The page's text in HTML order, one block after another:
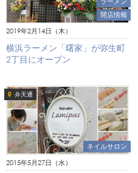
開店情報
2019年2月14日（木）
横浜ラーメン「曙家」が弥生町
2丁目にオープン
弁天通
ネイルサロン
2015年5月27日（水）